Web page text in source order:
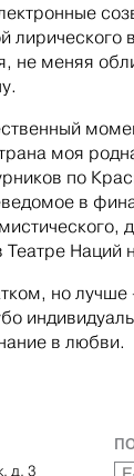
лирического
не меняя
моя
по
в
Театре Наций
но
в любви.
д. 3